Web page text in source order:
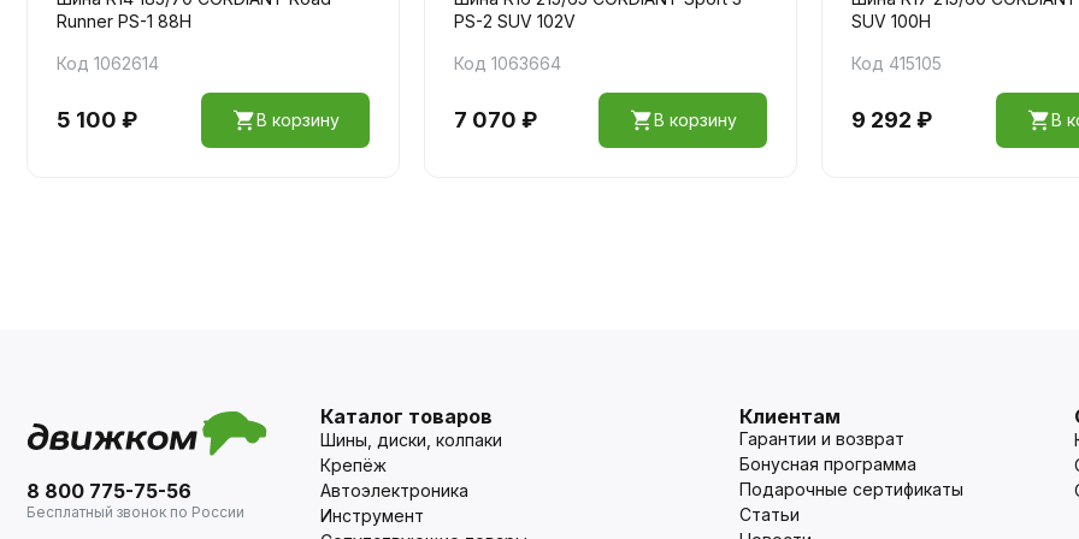
Runner PS-1 88H
Код 1062614
5 100 ₽ В корзину
PS-2 SUV 102V
Код 1063664
7 070 ₽ В корзину
SUV 100Н
Код 415105
9 292 ₽ В
8 800 775-75-56
Бесплатный звонок по России
Каталог товаров
Шины, диски, колпаки
Крепёж
Автоэлектроника
Инструмент
Клиентам
Гарантии и возврат
Бонусная программа
Подарочные сертификаты
Статьи